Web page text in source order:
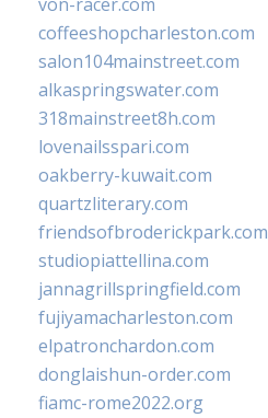
coffeeshopcharleston.com
salon104mainstreet.com
alkaspringswater.com
318mainstreet8h.com
lovenailsspari.com
oakberry-kuwait.com
quartzliterary.com
friendsofbroderickpark.com
studiopiattellina.com
jannagrillspringfield.com
fujiyamacharleston.com
elpatronchardon.com
donglaishun-order.com
fiamc-rome2022.org